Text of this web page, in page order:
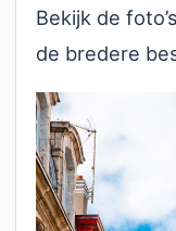
Bekijk de
de bredere